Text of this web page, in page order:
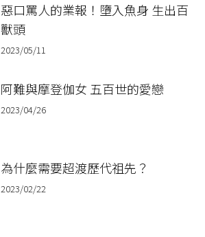
惡口罵人的業報！墮入魚身 生出百
獸頭
2023/05/11
阿難與摩登伽女 五百世的愛戀
2023/04/26
為什麼需要超渡歷代祖先？
2023/02/22